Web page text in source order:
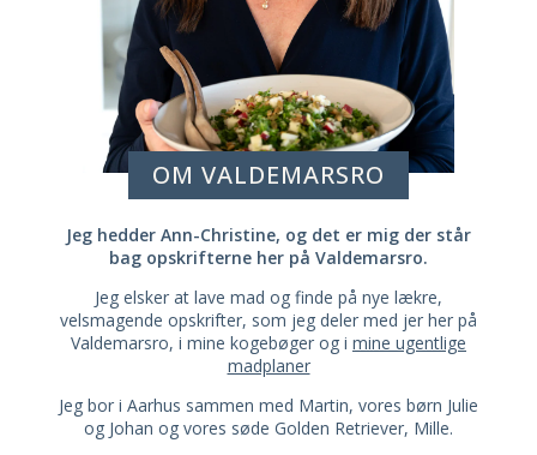
OM VALDEMARSRO
Jeg hedder Ann-Christine, og det er mig der står
bag opskrifterne her på Valdemarsro.
Jeg elsker at lave mad og finde på nye lækre,
velsmagende opskrifter, som jeg deler med jer her på
Valdemarsro, i mine kogebøger og i mine ugentlige
madplaner
Jeg bor i Aarhus sammen med Martin, vores børn Julie
og Johan og vores søde Golden Retriever, Mille.